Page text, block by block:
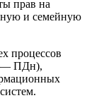
прав на
и семейную
процессов
— ПДн),